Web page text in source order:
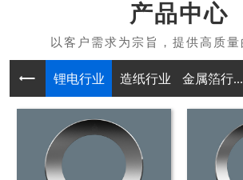
产品中心
锂电行业 造纸行业 金属箔行...